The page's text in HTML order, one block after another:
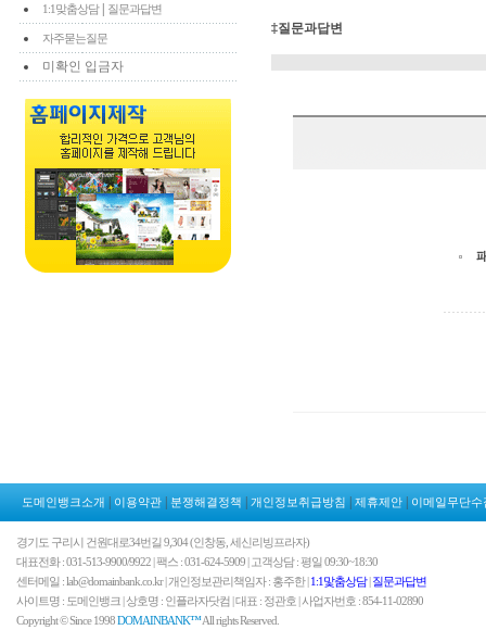
1:1맞춤상담| 질문과답변
자주묻는질문
미확인 입금자
‡질문과답변
도메인뱅크소개 이용약관 분쟁해결정책 개인정보취급방침 제휴제안 이메일무단수
경기도 구리시 건원대로34번길 9,304 (인창동, 세신리빙프라자)
대표전화 : 031-513-9900/9922 | 팩스 : 031-624-5909 | 고객상담 : 평일 09:30~18:30
센터메일 : lab@domainbank.co.kr | 개인정보관리책임자 : 홍주한 |1:1맟춤상담|질문과답변
사이트명 : 도메인뱅크 | 상호명 : 인플라자닷컴 | 대표 : 정관호 | 사업자번호 : 854-11-02890
Copyright © Since 1998DOMAINBANK™All rights Reserved.